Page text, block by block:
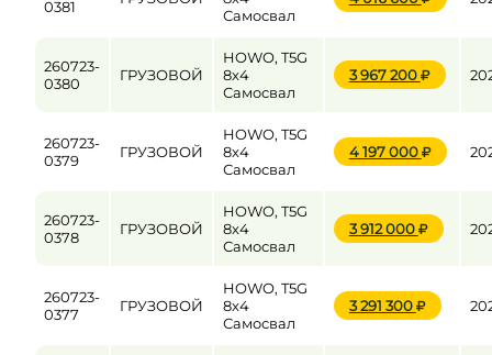
0381
Самосвал
260723-
0380
ГРУЗОВОЙ
HOWO, T5G
8x4
Самосвал
3 967 200
260723-
0379
ГРУЗОВОЙ
HOWO, T5G
8x4
Самосвал
4 197 000
260723-
0378
ГРУЗОВОЙ
HOWO, T5G
8x4
Самосвал
3 912 000
260723-
0377
ГРУЗОВОЙ
HOWO, T5G
8x4
Самосвал
3 291 300